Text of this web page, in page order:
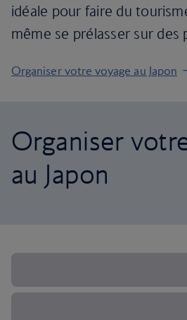
idéale pour faire du
même se prélasser sur des
Organiser votre voyage au Japon
Organiser
au Japon